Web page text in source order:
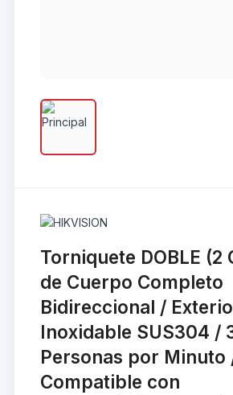
Torniquete DOBLE (2
de Cuerpo Completo
Bidireccional /
Inoxidable SUS304 /
Personas por Minuto
Compatible con